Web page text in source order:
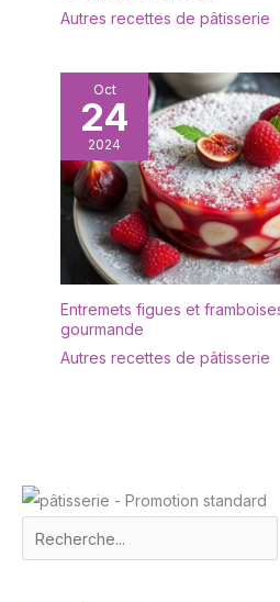
lave-
long
lave-
de
pour
moins
Autres recettes de pâtisserie
Oct
24
2024
Entremets figues et
gourmande
Autres recettes de pâtisserie